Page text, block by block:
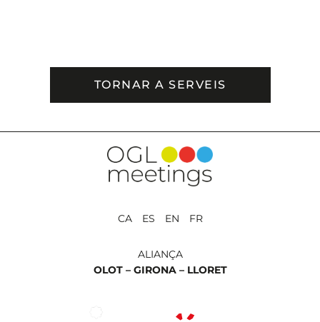
TORNAR A SERVEIS
CA ES EN FR
ALIANÇA
OLOT – GIRONA – LLORET